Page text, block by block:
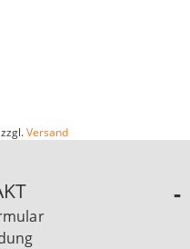
Versand